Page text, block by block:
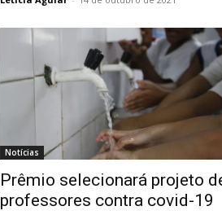
Notícias
Prêmio selecionará projeto
professores contra covid-19